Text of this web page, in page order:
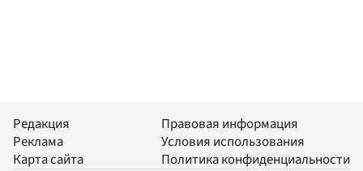
Редакция
Реклама
Карта сайта
Правовая информация
Условия использования
Политика конфиденциальности